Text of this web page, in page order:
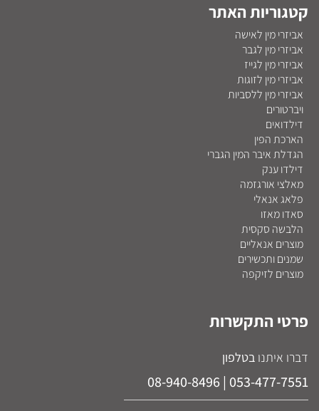
קטגוריות האתר
אביזרי מין לאישה
אביזרי מין לגבר
אביזרי מין לגייז
אביזרי מין לזוגות
אביזרי מין ללסביות
ויברטורים
דילדואים
הארכת הפין
הגדלת איבר המין הגברי
דילדו ענק
מאלצי אורגזמה
פלאג אנאלי
סאדו מאזו
הלבשה סקסית
מוצרים אנאליים
שמנים ותכשירים
מוצרים לזיקפה
פרטי התקשרות
דברו איתנו בטלפון
053-477-7551 | 08-940-8496